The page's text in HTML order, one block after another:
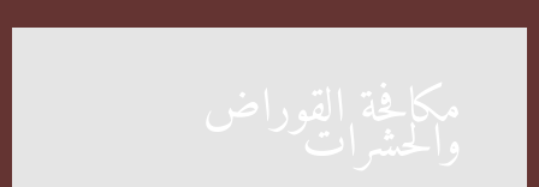
مكافحة القوراض
والحشرات